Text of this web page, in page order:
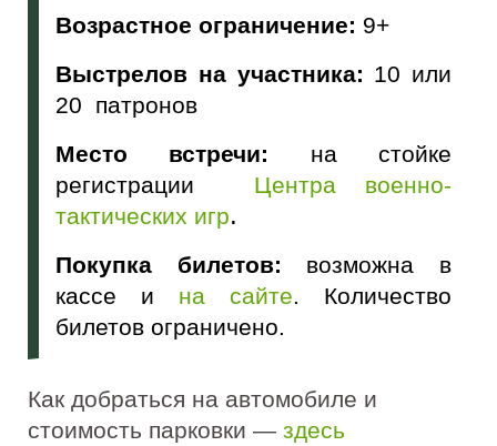
Возрастное ограничение: 9+
Выстрелов на участника: 10 или
20 патронов
Место встречи: на стойке
регистрации
Центра военно-
тактических игр.
Покупка билетов: возможна в
кассе и на сайте. Количество
билетов ограничено.
Как добраться на автомобиле и
стоимость парковки — здесь